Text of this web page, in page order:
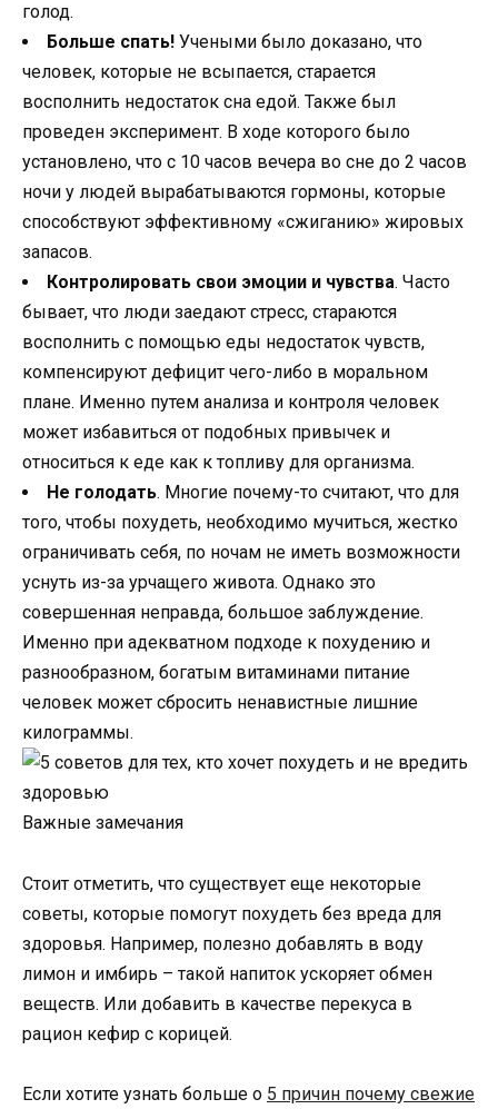
голод.
Больше спать! Учеными было доказано, что
человек, которые не всыпается, старается
восполнить недостаток сна едой. Также был
проведен эксперимент. В ходе которого было
установлено, что с 10 часов вечера во сне до 2 часов
ночи у людей вырабатываются гормоны, которые
способствуют эффективному «сжиганию» жировых
запасов.
Контролировать свои эмоции и чувства. Часто
бывает, что люди заедают стресс, стараются
восполнить с помощью еды недостаток чувств,
компенсируют дефицит чего-либо в моральном
плане. Именно путем анализа и контроля человек
может избавиться от подобных привычек и
относиться к еде как к топливу для организма.
Не голодать. Многие почему-то считают, что для
того, чтобы похудеть, необходимо мучиться, жестко
ограничивать себя, по ночам не иметь возможности
уснуть из-за урчащего живота. Однако это
совершенная неправда, большое заблуждение.
Именно при адекватном подходе к похудению и
разнообразном, богатым витаминами питание
человек может сбросить ненавистные лишние
килограммы.
Важные замечания
Стоит отметить, что существует еще некоторые
советы, которые помогут похудеть без вреда для
здоровья. Например, полезно добавлять в воду
лимон и имбирь – такой напиток ускоряет обмен
веществ. Или добавить в качестве перекуса в
рацион кефир с корицей.
Если хотите узнать больше о 5 причин почему свежие